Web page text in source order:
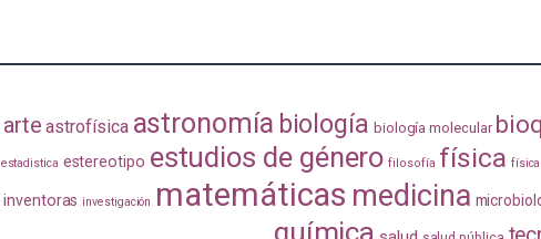
arte astrofísica astronomía biología biología molecular
estadistica estereotipo estudios de género filosofía física
inventoras investigación matemáticas medicina
química